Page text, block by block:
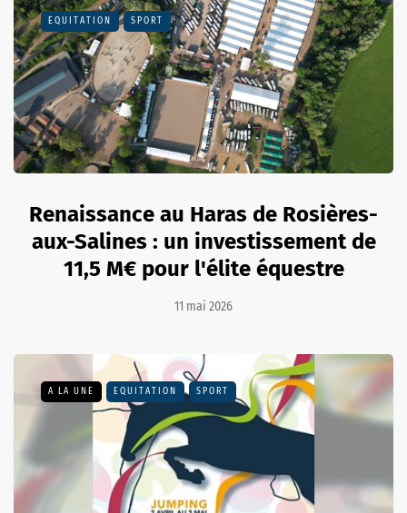
EQUITATION SPORT
Renaissance au Haras de Rosières-
aux-Salines : un investissement de
11,5 M€ pour l'élite équestre
11 mai 2026
A LA UNE EQUITATION SPORT